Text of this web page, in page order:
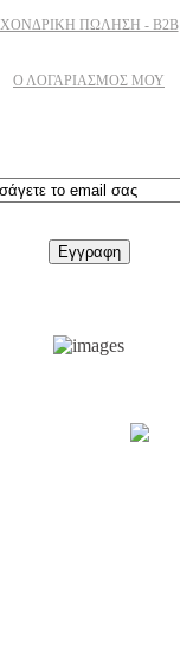
ΧΟΝΔΡΙΚΉ ΠΏΛΗΣΗ - B2B
Ο ΛΟΓΑΡΙΑΣΜΟΣ ΜΟΥ